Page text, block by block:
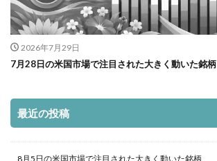
2026年7月29日
7月28日の米国市場で注目された大きく動いた銘柄
最近の投稿
8月5日の米国市場で注目された大きく動いた銘柄